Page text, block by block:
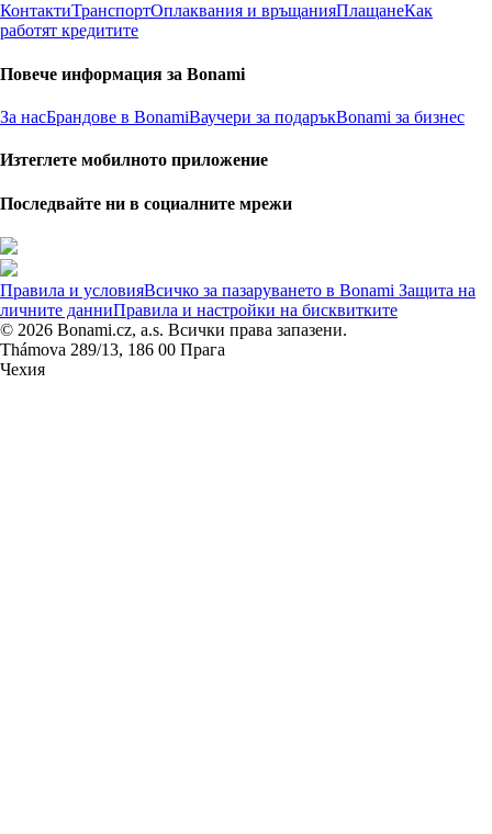
КонтактиТранспортОплаквания и връщанияПлащанеКак
работят кредитите
Повече информация за Bonami
За насБрандове в BonamiВаучери за подаръкBonami за бизнес
Изтеглете мобилното приложение
Последвайте ни в социалните мрежи
Правила и условияВсичко за пазаруването в Bonami Защита на
личните данниПравила и настройки на бисквитките
© 2026 Bonami.cz, a.s. Всички права запазени.
Thámova 289/13, 186 00 Прага
Чехия